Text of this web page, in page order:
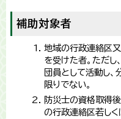
補助対象者
地域の行政連絡区
を受けた者。ただし
団員として活動し
限りでない。
防災士の資格取得
の行政連絡区若し